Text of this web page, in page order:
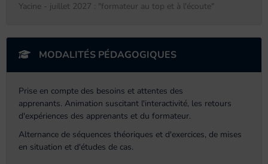
Yacine - juillet 2027 : "formateur au top et à l'écoute"
MODALITÉS PÉDAGOGIQUES
Prise en compte des besoins et attentes des
apprenants. Animation suscitant l'interactivité, les retours
d'expériences des apprenants et du formateur.
Alternance de séquences théoriques et d'exercices, de mises
en situation et d'études de cas.